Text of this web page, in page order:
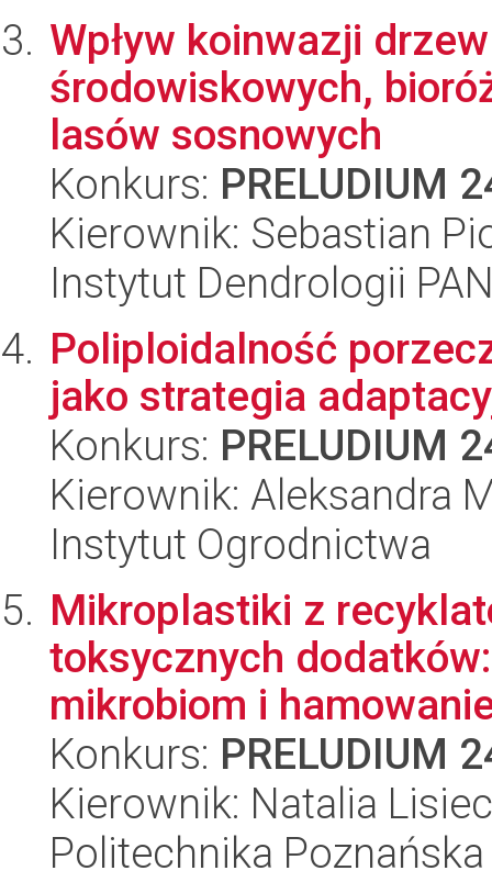
Wpływ koinwazji
środowiskowych,
lasów sosnowych
Konkurs: PRELUDIUM
Kierownik: Sebastian
Instytut Dendrologii
Poliploidalność
jako strategia
Konkurs: PRELUDIUM
Kierownik: Aleksandra
Instytut Ogrodnictwa
Mikroplastiki z
toksycznych
mikrobiom i
Konkurs: PRELUDIUM
Kierownik: Natalia
Politechnika Poznańska